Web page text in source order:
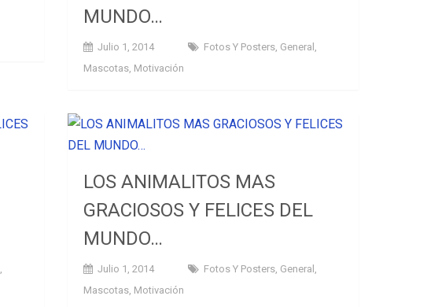
MUNDO…
Julio 1, 2014 Fotos Y Posters General
Mascotas Motivación
LOS ANIMALITOS MAS
GRACIOSOS Y FELICES DEL
MUNDO…
Julio 1, 2014 Fotos Y Posters General
Mascotas Motivación